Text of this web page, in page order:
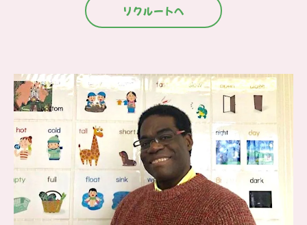
リクルートへ